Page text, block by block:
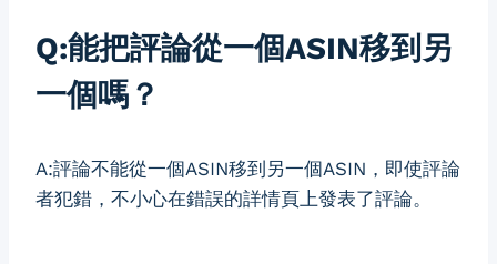
Q:能把評論從一個ASIN移到另
一個嗎？
A:評論不能從一個ASIN移到另一個ASIN，即使評論
者犯錯，不小心在錯誤的詳情頁上發表了評論。